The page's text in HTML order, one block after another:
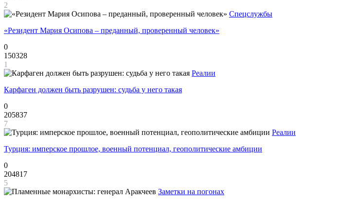
2
Спецслужбы
«Резидент Мария Осипова – преданный, проверенный человек»
0
150328
1
Реалии
Карфаген должен быть разрушен: судьба у него такая
0
205837
7
Реалии
Турция: имперское прошлое, военный потенциал, геополитические амбиции
0
204817
5
Заметки на погонах